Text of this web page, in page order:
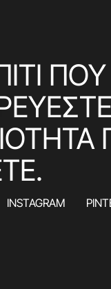
ΠΟΥ
INSTAGRAM